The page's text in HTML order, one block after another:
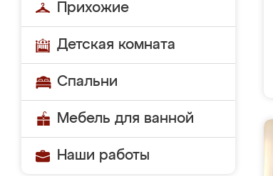
Прихожие
Детская комната
Спальни
Мебель для ванной
Наши работы